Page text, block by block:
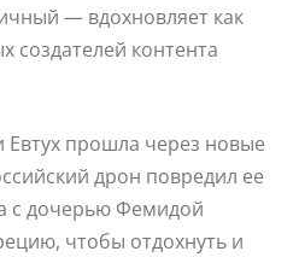
— вдохновляет как
создателей контента
прошла через новые
дрон повредил ее
с дочерью Фемидой
чтобы отдохнуть и